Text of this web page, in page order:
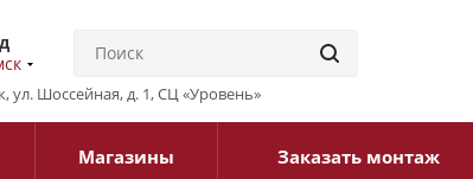
ул. Шоссейная, д. 1, СЦ «Уровень»
Магазины Заказать монтаж